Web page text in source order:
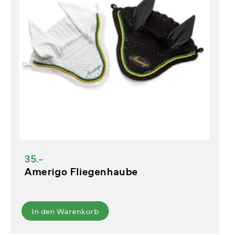
35.-
Amerigo Fliegenhaube
In den Warenkorb